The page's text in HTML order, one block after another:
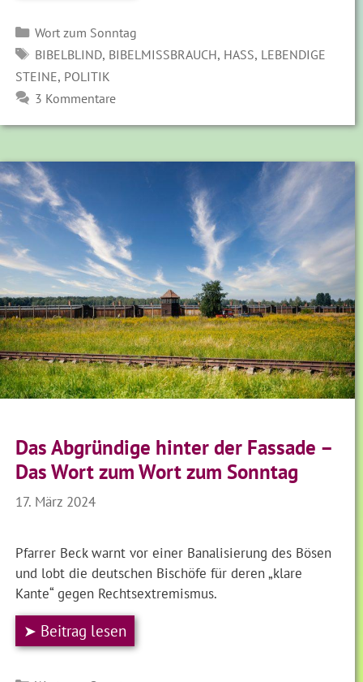
Kategorien
Wort zum Sonntag
SCHLAGWÖRTER
BIBELBLIND, BIBELMISSBRAUCH, HASS, LEBENDIGE
STEINE, POLITIK
3 Kommentare
Das Abgründige hinter der Fassade –
Das Wort zum Wort zum Sonntag
17. März 2024
Pfarrer Beck warnt vor einer Banalisierung des Bösen
und lobt die deutschen Bischöfe für deren „klare
Kante“ gegen Rechtsextremismus.
➤ Beitrag lesen